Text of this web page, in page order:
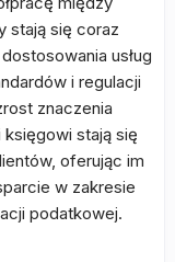
stają się coraz
usług
i regulacji
znaczenia
stają się
oferując im
w zakresie
podatkowej.